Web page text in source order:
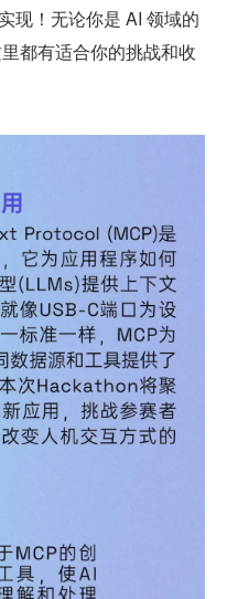
现！无论你是 AI 领域的
都有适合你的挑战和收